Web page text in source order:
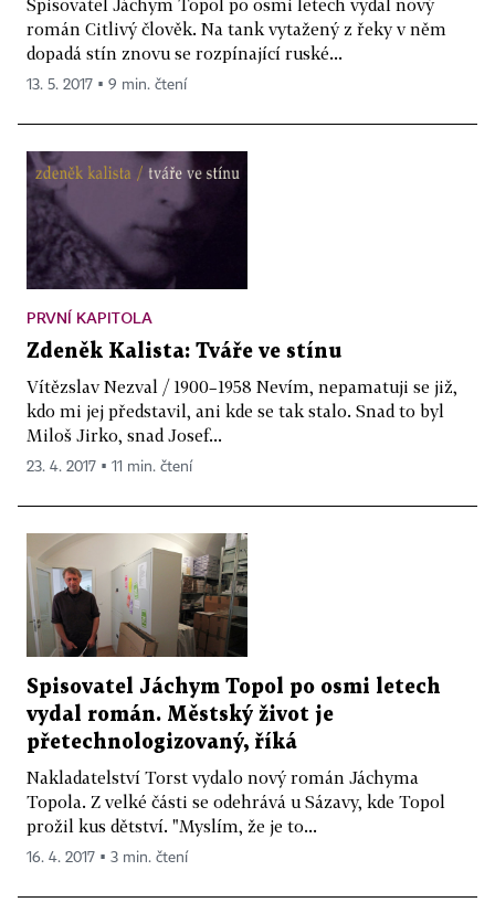
román Citlivý člověk. Na tank vytažený z řeky v něm
dopadá stín znovu se rozpínající ruské...
13. 5. 2017 ▪ 9 min. čtení
PRVNÍ KAPITOLA
Zdeněk Kalista: Tváře ve stínu
Vítězslav Nezval / 1900–1958 Nevím, nepamatuji se již,
kdo mi jej představil, ani kde se tak stalo. Snad to byl
Miloš Jirko, snad Josef...
23. 4. 2017 ▪ 11 min. čtení
Spisovatel Jáchym Topol po osmi letech
vydal román. Městský život je
přetechnologizovaný, říká
Nakladatelství Torst vydalo nový román Jáchyma
Topola. Z velké části se odehrává u Sázavy, kde Topol
prožil kus dětství. "Myslím, že je to...
16. 4. 2017 ▪ 3 min. čtení